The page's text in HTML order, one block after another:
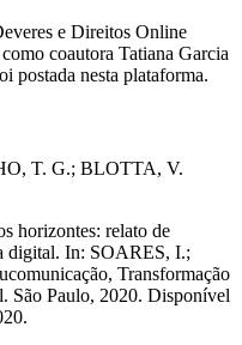
e Direitos Online
coautora Tatiana Garcia
postada nesta plataforma.
T. G.; BLOTTA, V.
horizontes: relato de
digital. In: SOARES, I.;
Transformação
São Paulo, 2020. Disponível